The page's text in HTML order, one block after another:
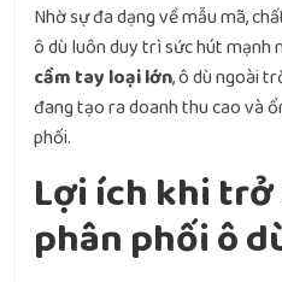
Nhờ sự đa dạng về mẫu mã,
ô dù luôn duy trì sức hút mạnh
cầm tay loại lớn, ô dù ngoài
đang tạo ra doanh thu cao và
phối.
Lợi ích khi
phân phối ô